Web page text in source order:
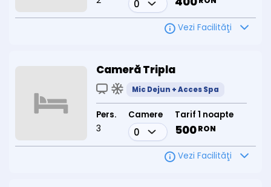
Vezi Facilităţi
Cameră Tripla
Mic Dejun + Acces Spa
Pers.
3
Camere Tarif 1 noapte
500RON
Vezi Facilităţi